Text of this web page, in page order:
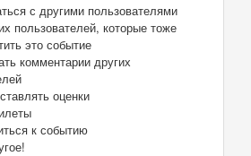
с другими пользователями
пользователей, которые тоже
это событие
комментарии других
оценки
к событию